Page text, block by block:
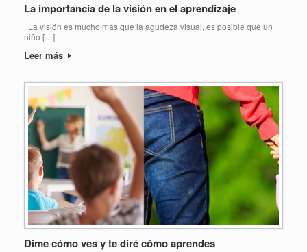
La importancia de la visión en el aprendizaje
La visión es mucho más que la agudeza visual, es posible que un
niño […]
Leer más
Dime cómo ves y te diré cómo aprendes